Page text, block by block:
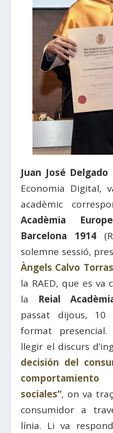
Juan José Delgado
Economia Digital,
acadèmic
Acadèmia
Barcelona 1914
solemne sessió,
Àngels Calvo Torras
la RAED, que es va
la Reial
passat dijous, 10
format
llegir el discurs
decisión del
sociales”, on va
consumidor a
línia. Li va